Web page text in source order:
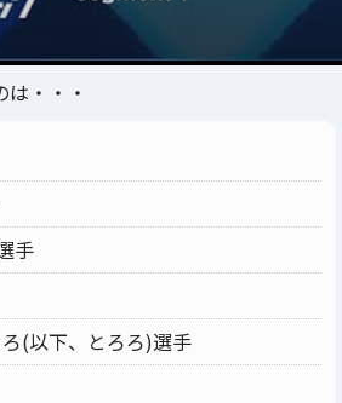
・・・
手
(以下、とろろ)選手